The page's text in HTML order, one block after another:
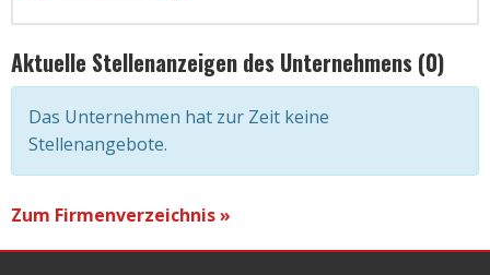
Aktuelle Stellenanzeigen des Unternehmens (0)
Das Unternehmen hat zur Zeit keine
Stellenangebote.
Zum Firmenverzeichnis »